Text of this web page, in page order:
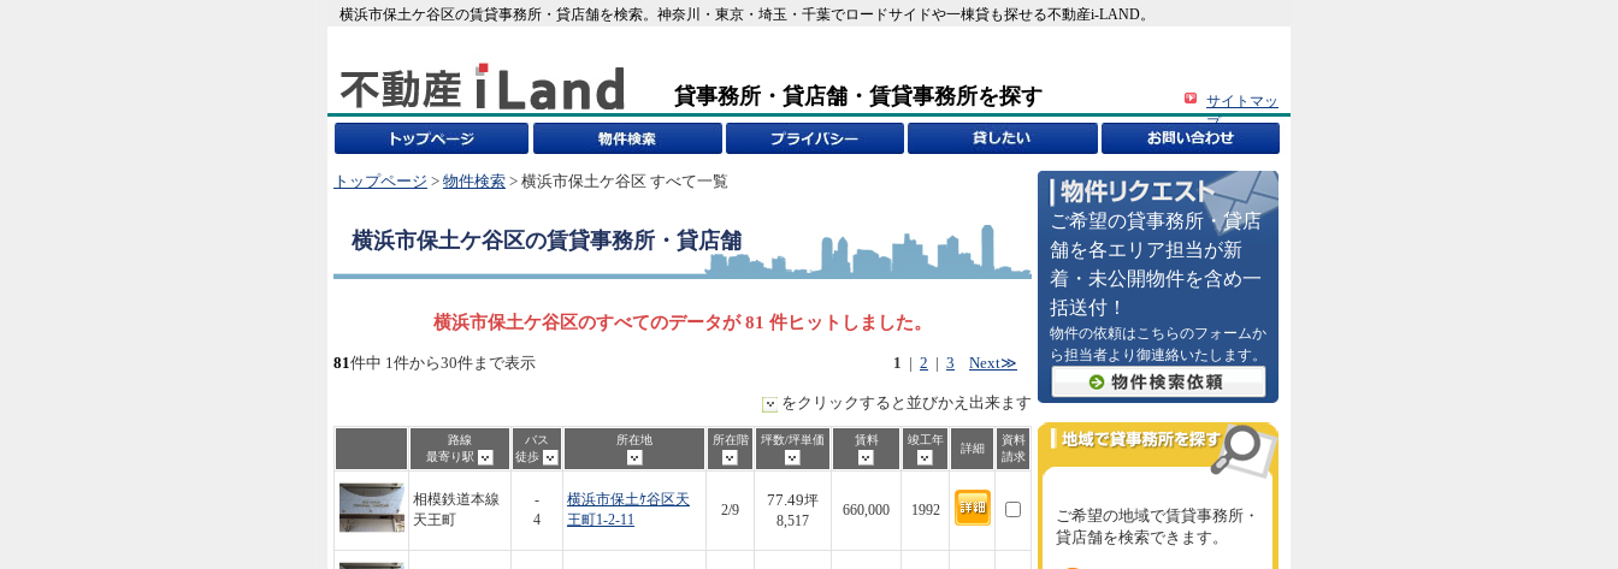
横浜市保土ケ谷区の賃貸事務所・貸店舗を検索。神奈川・東京・埼玉・千葉でロードサイドや一棟貸も探せる不動産i-LAND。
貸事務所・貸店舗・賃貸事務所を探す
サイトマッ
プ
トップページ > 物件検索 > 横浜市保土ケ谷区 すべて一覧
横浜市保土ケ谷区の賃貸事務所・貸店舗
横浜市保土ケ谷区のすべてのデータが 81 件ヒットしました。
1 2 3 Next≫
81件中 1件から30件まで表示
をクリックすると並びかえ出来ます
路線
最寄り駅
バス
徒歩
所在地 所在階 坪数/坪単価 賃料 竣工年
詳細
資料
請求
相模鉄道本線
天王町
-
4
横浜市保土ｹ谷区天
王町1-2-11
2/9
77.49坪
8,517
660,000 1992
ご希望の貸事務所・貸店
舗を各エリア担当が新
着・未公開物件を含め一
括送付！
物件の依頼はこちらのフォームか
ら担当者より御連絡いたします。
ご希望の地域で賃貸事務所・
貸店舗を検索できます。